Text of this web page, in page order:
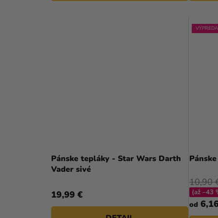
Pánske tepláky - Star Wars Darth
Vader sivé
19,99 €
od
10,90
(až –43